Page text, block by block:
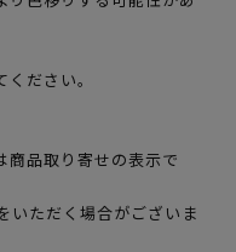
ださい。
品取り寄せの表示で
いただく場合がございま